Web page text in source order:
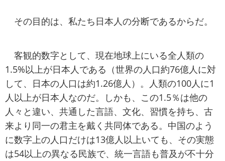
その目的は、私たち日本人の分断であるからだ。
客観的数字として、現在地球上にいる全人類の
1.5%以上が日本人である（世界の人口約76億人に対
して、日本の人口は約1.26億人）。人類の100人に1
人以上が日本人なのだ。しかも、この1.5％は他の
人々と違い、共通した言語、文化、習慣を持ち、古
来より同一の君主を戴く共同体である。中国のよう
に数字上の人口だけは13億人以上いても、その実態
は54以上の異なる民族で、統一言語も普及が不十分